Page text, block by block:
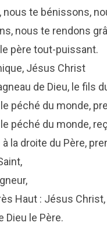
te bénissons,
nous te rendons
père tout-puissant.
Jésus Christ
de Dieu, le fils
péché du monde,
péché du monde,
la droite du Père,
Haut : Jésus
Dieu le Père.